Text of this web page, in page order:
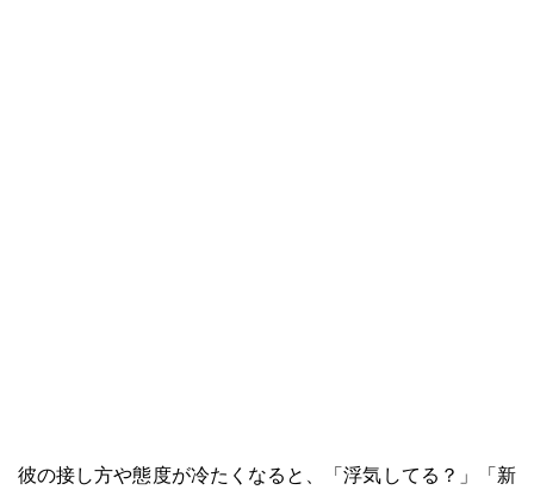
彼の接し方や態度が冷たくなると、「浮気してる？」「新